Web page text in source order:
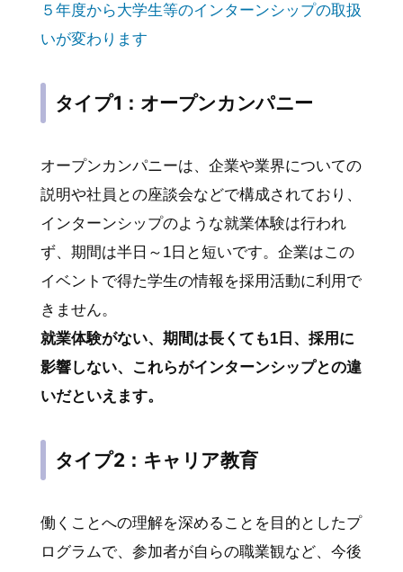
５年度から大学生等のインターンシップの取扱
いが変わります
タイプ1：オープンカンパニー
オープンカンパニーは、企業や業界についての
説明や社員との座談会などで構成されており、
インターンシップのような就業体験は行われ
ず、期間は半日～1日と短いです。企業はこの
イベントで得た学生の情報を採用活動に利用で
きません。
就業体験がない、期間は長くても1日、採用に
影響しない、これらがインターンシップとの違
いだといえます。
タイプ2：キャリア教育
働くことへの理解を深めることを目的としたプ
ログラムで、参加者が自らの職業観など、今後